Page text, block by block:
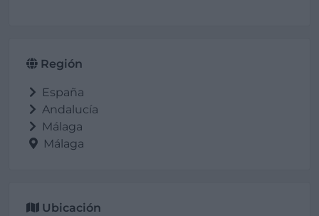
Región
España
Andalucía
Málaga
Málaga
Ubicación